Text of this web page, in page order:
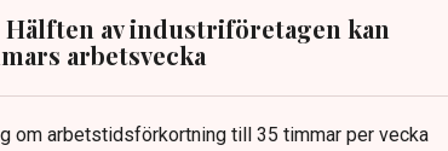
av industriföretagen kan
arbetsvecka
om arbetstidsförkortning till 35 timmar per vecka